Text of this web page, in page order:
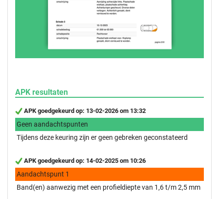
APK resultaten
APK goedgekeurd op: 13-02-2026 om 13:32
Geen aandachtspunten
Tijdens deze keuring zijn er geen gebreken geconstateerd
APK goedgekeurd op: 14-02-2025 om 10:26
Aandachtspunt 1
Band(en) aanwezig met een profieldiepte van 1,6 t/m 2,5 mm